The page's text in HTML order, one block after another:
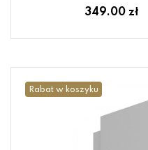
349.00 zł
Rabat w koszyku